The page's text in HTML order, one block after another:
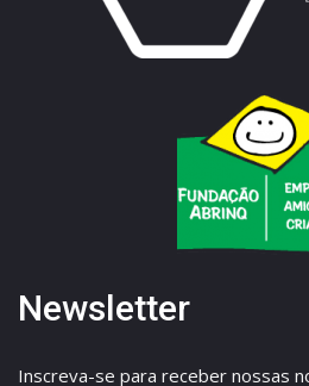
Newsletter
Inscreva-se para receber nossas